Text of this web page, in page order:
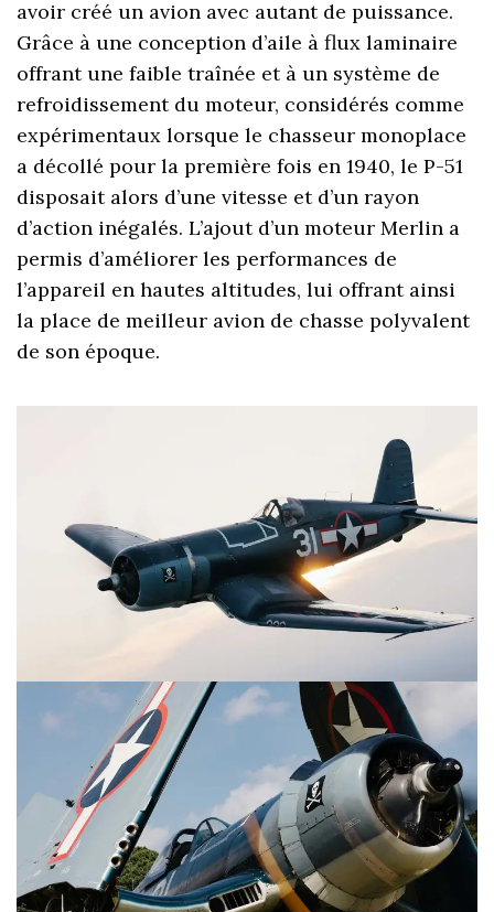
avoir créé un avion avec autant de puissance.
Grâce à une conception d’aile à flux laminaire
offrant une faible traînée et à un système de
refroidissement du moteur, considérés comme
expérimentaux lorsque le chasseur monoplace
a décollé pour la première fois en 1940, le P-51
disposait alors d’une vitesse et d’un rayon
d’action inégalés. L’ajout d’un moteur Merlin a
permis d’améliorer les performances de
l’appareil en hautes altitudes, lui offrant ainsi
la place de meilleur avion de chasse polyvalent
de son époque.